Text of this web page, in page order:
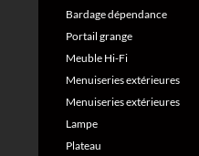
Bardage dépendance
Portail grange
Meuble Hi-Fi
Menuiseries extérieures
Menuiseries extérieures
Lampe
Plateau